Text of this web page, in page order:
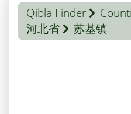
Qibla Finder
河北省
苏基镇